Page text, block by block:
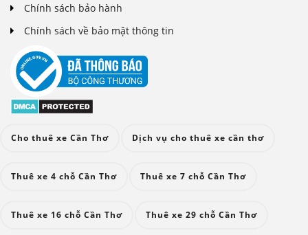
Chính sách bảo hành
Chính sách về bảo mật thông tin
Cho thuê xe Cần Thơ Dịch vụ cho thuê xe cần thơ
Thuê xe 4 chỗ Cần Thơ Thuê xe 7 chỗ Cần Thơ
Thuê xe 16 chỗ Cần Thơ Thuê xe 29 chỗ Cần Thơ